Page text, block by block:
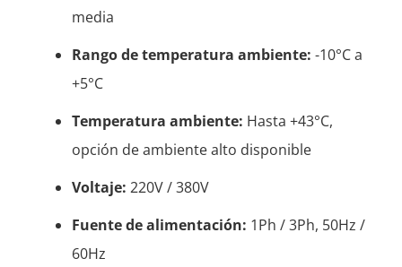
media
Rango de temperatura ambiente: -10°C a
+5°C
Temperatura ambiente: Hasta +43°C,
opción de ambiente alto disponible
Voltaje: 220V / 380V
Fuente de alimentación: 1Ph / 3Ph, 50Hz /
60Hz